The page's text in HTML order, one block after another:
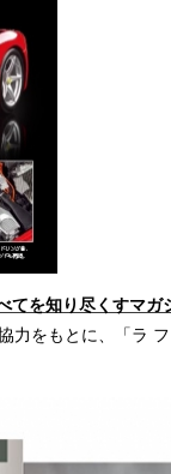
を知り尽くすマガ
力をもとに、「ラ